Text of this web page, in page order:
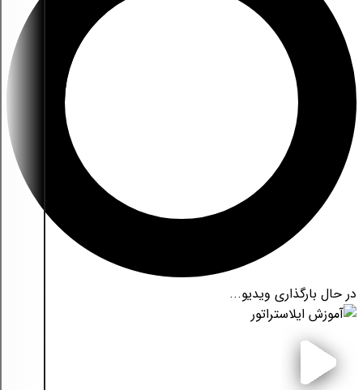
در حال بارگذاری ویدیو...